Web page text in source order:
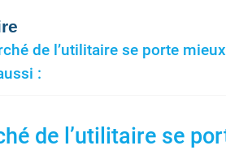
de l’utilitaire se porte mieux
:
de l’utilitaire se